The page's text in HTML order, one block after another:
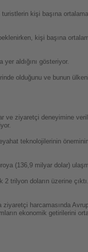
turistlerin kişi başına
kişi başına
aldığını gösteriyor.
olduğunu ve bunun
ve ziyaretçi deneyimine
teknolojilerinin
(136,9 milyar dolar)
trilyon doların üzerine
harcamasında
ekonomik getirilerini